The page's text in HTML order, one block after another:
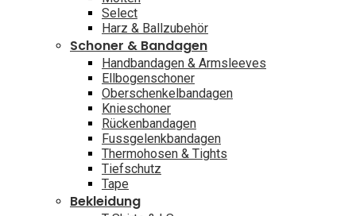
Select
Harz & Ballzubehör
Schoner & Bandagen
Handbandagen & Armsleeves
Ellbogenschoner
Oberschenkelbandagen
Knieschoner
Rückenbandagen
Fussgelenkbandagen
Thermohosen & Tights
Tiefschutz
Tape
Bekleidung